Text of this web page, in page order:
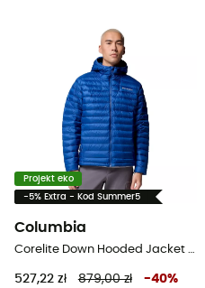
Projekt eko
-5% Extra - Kod Summer5
Columbia
Corelite Down Hooded Jacket - Kurtka puchowa meski
527,22 zł 879,00 zł -40%